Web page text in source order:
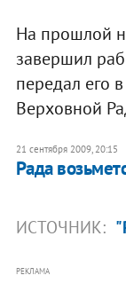
На прошлой
завершил
передал его
Верховной
21 сентября 2009, 20:15
Рада
ИСТОЧНИК:
РЕКЛАМА